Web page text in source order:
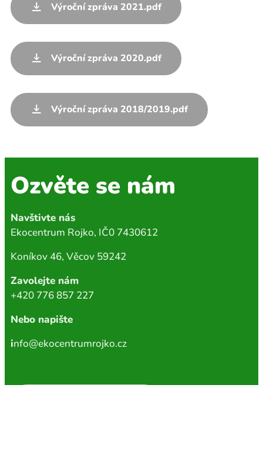
Výroční zpráva 2021.pdf
Výroční zpráva 2020.pdf
Výroční zpráva 2018/2019.pdf
Ozvěte se nám
Navštivte nás
Ekocentrum Rojko, IČ0 7430612
Koníkov 46, Věcov 59242
Zavolejte nám
+420 776 857 227
Nebo napište
info@ekocentrumrojko.cz